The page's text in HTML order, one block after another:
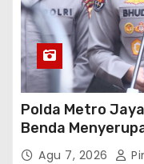
Polda Metro
Benda
Jaksel
Agu 7, 2026